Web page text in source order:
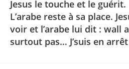
Jesus le touche et le guérit.
L’arabe reste à sa place.
voir et l’arabe lui dit : wall
surtout pas… J’suis en